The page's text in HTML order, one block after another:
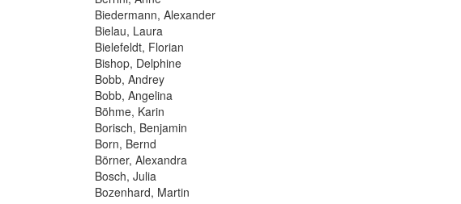
Biedermann, Alexander
Bielau, Laura
Bielefeldt, Florian
Bishop, Delphine
Bobb, Andrey
Bobb, Angelina
Böhme, Karin
Borisch, Benjamin
Born, Bernd
Börner, Alexandra
Bosch, Julia
Bozenhard, Martin